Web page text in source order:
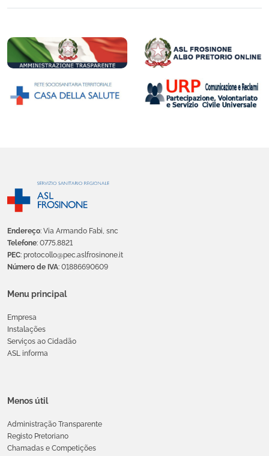
Endereço: Via Armando Fabi, snc
Telefone: 0775.8821
PEC: protocollo@pec.aslfrosinone.it
Número de IVA: 01886690609
Menu principal
Empresa
Instalações
Serviços ao Cidadão
ASL informa
Menos útil
Administração Transparente
Registo Pretoriano
Chamadas e Competições